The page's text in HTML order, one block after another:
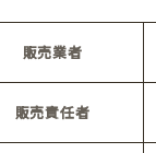
販売業者
販売責任者